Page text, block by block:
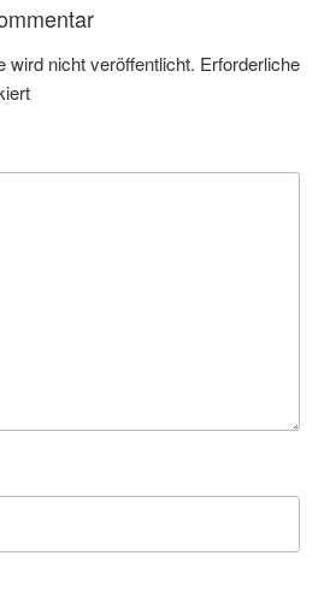
wird nicht veröffentlicht. Erforderliche